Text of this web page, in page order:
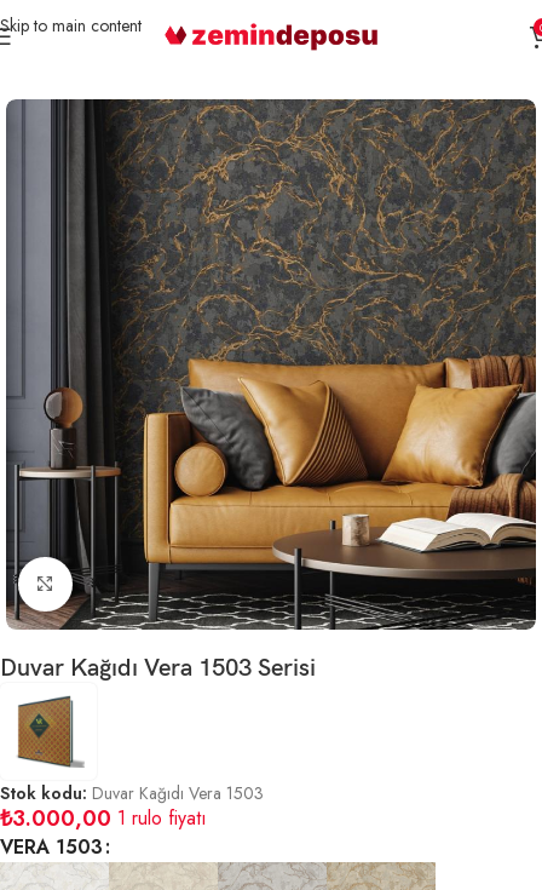
Skip to main content
Büyütmek için tıklayın
Duvar Kağıdı Vera 1503 Serisi
Stok kodu: Duvar Kağıdı Vera 1503
₺3.000,00 1 rulo fiyatı
VERA 1503